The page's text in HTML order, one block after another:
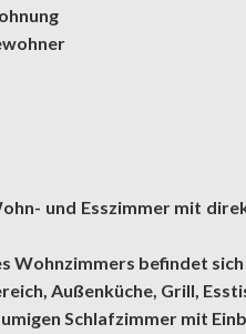
und Esszimmer mit
Wohnzimmers befindet
Außenküche, Grill,
Schlafzimmer mit